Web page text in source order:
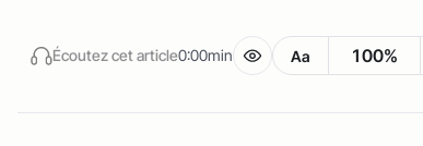
Écoutez cet article0:00min Aa 100%